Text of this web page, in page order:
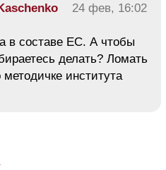
24 фев, 16:02
в составе ЕС. А чтобы
делать? Ломать
методичке института